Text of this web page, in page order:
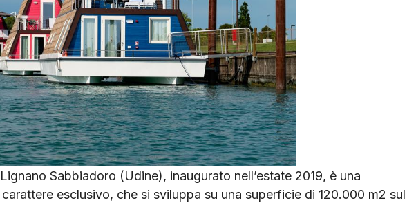
Sabbiadoro (Udine), inaugurato nell’estate 2019, è una
esclusivo, che si sviluppa su una superficie di 120.000 m2 sul